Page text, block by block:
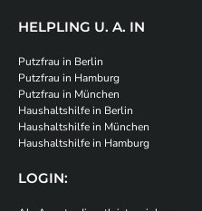
HELPLING U. A. IN
Putzfrau in Berlin
Putzfrau in Hamburg
Putzfrau in München
Haushaltshilfe in Berlin
Haushaltshilfe in München
Haushaltshilfe in Hamburg
LOGIN: